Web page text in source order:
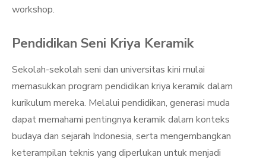
workshop.
Pendidikan Seni Kriya Keramik
Sekolah-sekolah seni dan universitas kini mulai
memasukkan program pendidikan kriya keramik dalam
kurikulum mereka. Melalui pendidikan, generasi muda
dapat memahami pentingnya keramik dalam konteks
budaya dan sejarah Indonesia, serta mengembangkan
keterampilan teknis yang diperlukan untuk menjadi